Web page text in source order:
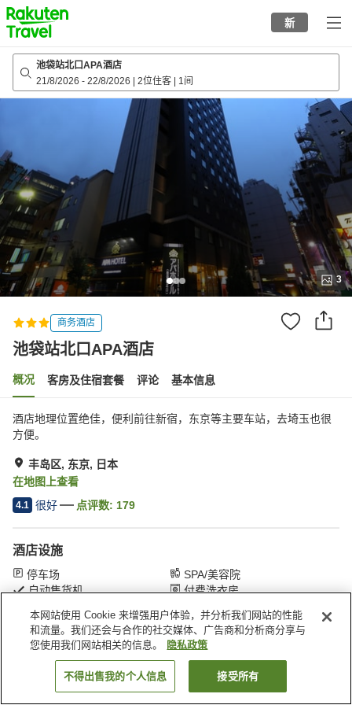
to
top
page
新
池袋站北口APA酒店
21/8/2026 - 22/8/2026 2位住客 1间
3
商务酒店
池袋站北口APA酒店
概况 客房及住宿套餐 评论 基本信息
酒店地理位置绝佳，便利前往新宿，东京等主要车站，去埼玉也很
方便。
丰岛区, 东京, 日本
在地图上查看
4.1 很好 点评数: 179
酒店设施
停车场
SPA/美容院
自动售货机
付费洗衣房
首页 日本 东京 丰岛区 池袋站北口APA酒店
搜索客房
本网站使用 Cookie 来增强用户体验，并分析我们网站的性能
和流量。我们还会与合作的社交媒体、广告商和分析商分享与
您使用我们网站相关的信息。
隐私政策
不得出售我的个人信息 接受所有